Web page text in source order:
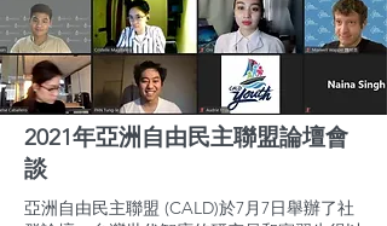
2021年亞洲自由民主聯盟論壇會
談
亞洲自由民主聯盟 (CALD)於7月7日舉辦了社